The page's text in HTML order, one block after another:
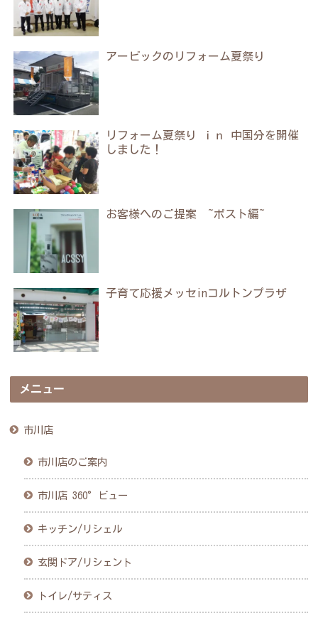
アービックのリフォーム夏祭り
リフォーム夏祭り ｉｎ 中国分を開催
しました！
お客様へのご提案 ~ポスト編~
子育て応援メッセinコルトンプラザ
メニュー
市川店
市川店のご案内
市川店 360°ビュー
キッチン/リシェル
玄関ドア/リシェント
トイレ/サティス